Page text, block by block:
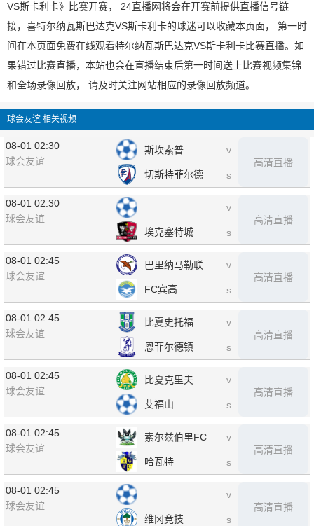
VS斯卡利卡》比赛开赛， 24直播网将会在开赛前提供直播信号链
接，喜特尔纳瓦斯巴达克VS斯卡利卡的球迷可以收藏本页面， 第一时
间在本页面免费在线观看特尔纳瓦斯巴达克VS斯卡利卡比赛直播。如
果错过比赛直播，本站也会在直播结束后第一时间送上比赛视频集锦
和全场录像回放， 请及时关注网站相应的录像回放频道。
球会友谊 相关视频
08-01 02:30
球会友谊
斯坎索普
切斯特菲尔德
v
s
高清直播
08-01 02:30
球会友谊
埃克塞特城
v
s
高清直播
08-01 02:45
球会友谊
巴里纳马勒联
FC宾高
v
s
高清直播
08-01 02:45
球会友谊
比夏史托福
恩菲尔德镇
v
s
高清直播
08-01 02:45
球会友谊
比夏克里夫
艾福山
v
s
高清直播
08-01 02:45
球会友谊
索尔兹伯里FC
哈瓦特
v
s
高清直播
08-01 02:45
球会友谊
维冈竞技
v
s
高清直播